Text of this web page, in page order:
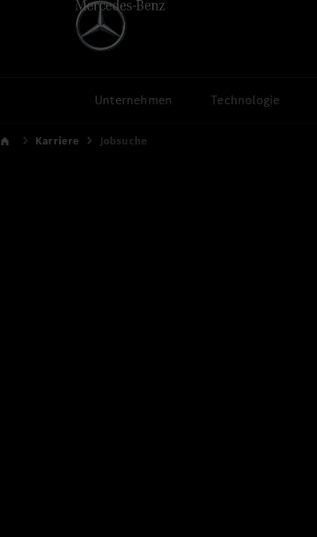
Unternehmen Technologie
Karriere Jobsuche